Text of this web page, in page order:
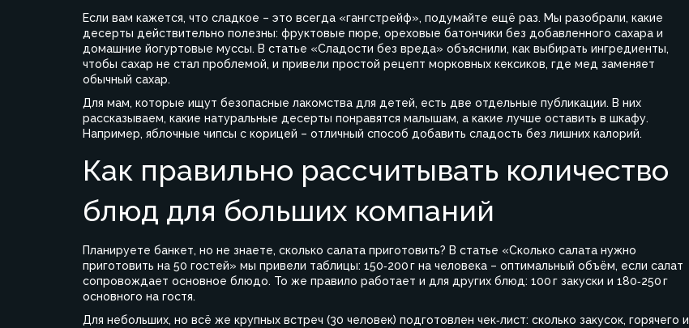
Если вам кажется, что сладкое – это всегда «гангстрейф», подумайте ещё раз. Мы разобрали, какие
десерты действительно полезны: фруктовые пюре, ореховые батончики без добавленного сахара и
домашние йогуртовые муссы. В статье «Сладости без вреда» объяснили, как выбирать ингредиенты,
чтобы сахар не стал проблемой, и привели простой рецепт морковных кексиков, где мед заменяет
обычный сахар.
Для мам, которые ищут безопасные лакомства для детей, есть две отдельные публикации. В них
рассказываем, какие натуральные десерты понравятся малышам, а какие лучше оставить в шкафу.
Например, яблочные чипсы с корицей – отличный способ добавить сладость без лишних калорий.
Как правильно рассчитывать количество
блюд для больших компаний
Планируете банкет, но не знаете, сколько салата приготовить? В статье «Сколько салата нужно
приготовить на 50 гостей» мы привели таблицы: 150‑200 г на человека – оптимальный объём, если салат
сопровождает основное блюдо. То же правило работает и для других блюд: 100 г закуски и 180‑250 г
основного на гостя.
Для небольших, но всё же крупных встреч (30 человек) подготовлен чек‑лист: сколько закусок, горячего и